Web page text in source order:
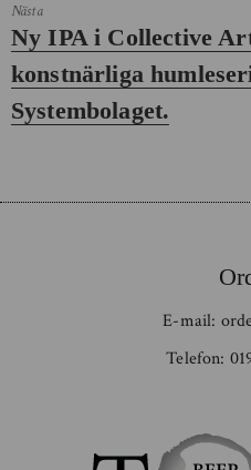
Nästa
Nästa
inlägg:
Ny IPA i Collective
konstnärliga
Systembolaget.
E-mail:
Telefon: